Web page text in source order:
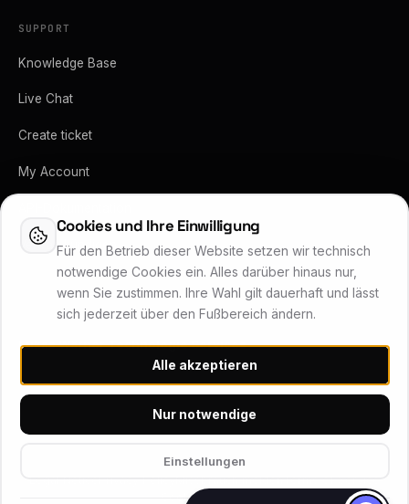
SUPPORT
Knowledge Base
Live Chat
Create ticket
My Account
Vertrag kündigen
Lukas Wärner Technologie Services
Inhaber Lukas Wärner · Friedrich-Stoer-Straße 6 · 90537 Feucht
Systemstatus
vorbehalten
Cookie Settings
Cookies und Ihre Einwilligung
Für den Betrieb dieser Website setzen wir technisch
notwendige Cookies ein. Alles darüber hinaus nur,
wenn Sie zustimmen. Ihre Wahl gilt dauerhaft und lässt
sich jederzeit über den Fußbereich ändern.
Alle akzeptieren
Nur notwendige
Einstellungen